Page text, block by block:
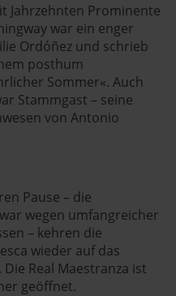
Jahrzehnten Prominente
war ein enger
Ordóñez und schrieb
posthum
Sommer«. Auch
Stammgast – seine
von Antonio
Pause – die
wegen umfangreicher
– kehren die
wieder auf das
Real Maestranza ist
geöffnet.